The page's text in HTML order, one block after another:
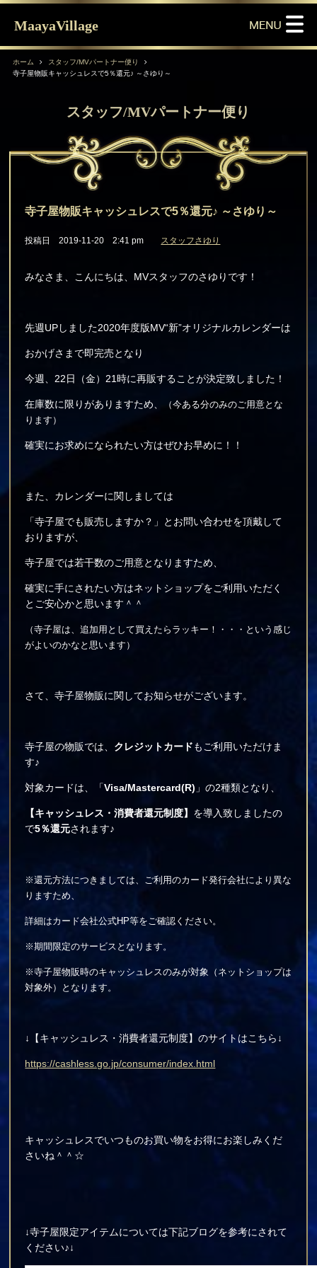
MaayaVillage
ホーム
スタッフ/MVパートナー便り
寺子屋物販キャッシュレスで5％還元♪ ～さゆり～
スタッフ/MVパートナー便り
寺子屋物販キャッシュレスで5％還元♪ ～さゆり～
投稿日 2019-11-20 2:41 pm スタッフさゆり
みなさま、こんにちは、MVスタッフのさゆりです！
先週UPしました2020年度版MV“新”オリジナルカレンダーは
おかげさまで即完売となり
今週、22日（金）21時に再販することが決定致しました！
在庫数に限りがありますため、
（今ある分のみのご用意とな
ります）
確実にお求めになられたい方はぜひお早めに！！
また、カレンダーに関しましては
「寺子屋でも販売しますか？」とお問い合わせを頂戴して
おりますが、
寺子屋では若干数のご用意となりますため、
確実に手にされたい方はネットショップをご利用いただく
とご安心かと思います＾＾
（寺子屋は、追加用として買えたらラッキー！・・・という感じ
がよいのかなと思います）
さて、寺子屋物販に関してお知らせがございます。
寺子屋の物販では、 クレジットカードもご利用いただけま
す♪
対象カードは、「Visa/Mastercard(R) 」の2種類となり、
【キャッシュレス・消費者還元制度】 を導入致しましたの
で5％還元されます♪
※還元方法につきましては、ご利用のカード発行会社により異な
りますため、
詳細はカード会社公式HP等をご確認ください。
※期間限定のサービスとなります。
※寺子屋物販時のキャッシュレスのみが対象（ネットショップは
対象外）となります。
↓【キャッシュレス・消費者還元制度】のサイトはこちら↓
https://cashless.go.jp/consumer/index.html
キャッシュレスでいつものお買い物をお得にお楽しみくだ
さいね＾＾☆
↓寺子屋限定アイテムについては下記ブログを参考にされて
ください♪↓